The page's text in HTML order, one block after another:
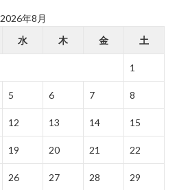
2026年8月
水 木 金 土
1
5 6 7 8
12 13 14 15
19 20 21 22
26 27 28 29